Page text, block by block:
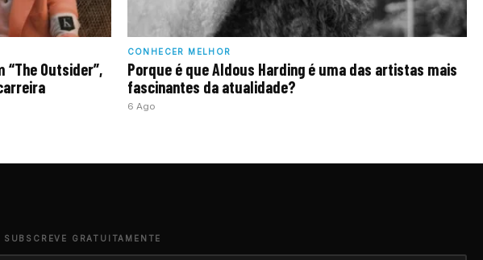
Outsider”,
CONHECER MELHOR
Porque é que Aldous Harding é uma das artistas mais
fascinantes da atualidade?
6 Ago
SUBSCREVE GRATUITAMENTE